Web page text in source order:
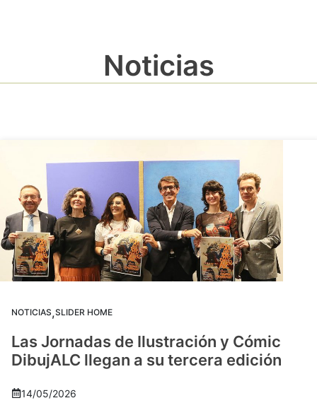
Noticias
NOTICIAS,SLIDER HOME
Las Jornadas de Ilustración y Cómic
DibujALC llegan a su tercera edición
14/05/2026